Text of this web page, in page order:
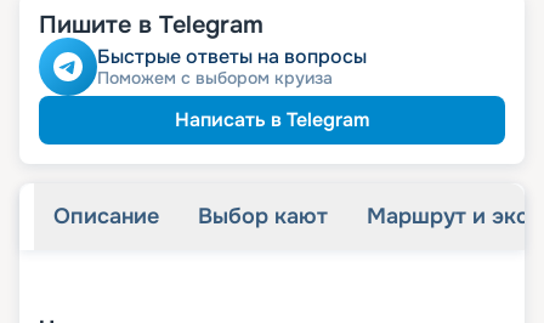
Пишите в Telegram
Быстрые ответы на вопросы
Поможем с выбором круиза
Написать в Telegram
Описание Выбор кают Маршрут и